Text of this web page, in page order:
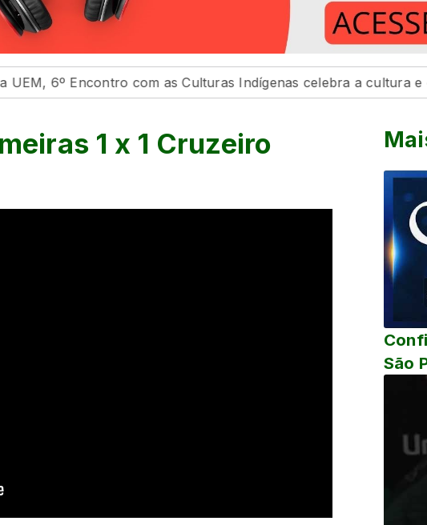
Encontro com as Culturas Indígenas celebra a cultura e o bem
1 x 1 Cruzeiro
São